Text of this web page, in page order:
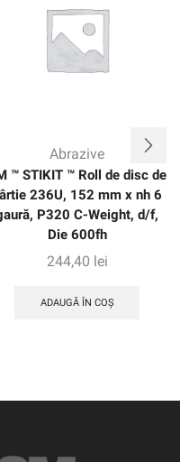
Abrazive
™ STIKIT ™ Roll de disc de
236U, 152 mm x nh 6
P320 C-Weight, d/f,
Die 600fh
244,40 lei
ADAUGĂ ÎN COȘ